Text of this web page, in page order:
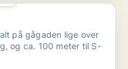
på gågaden lige over
og ca. 100 meter til S-